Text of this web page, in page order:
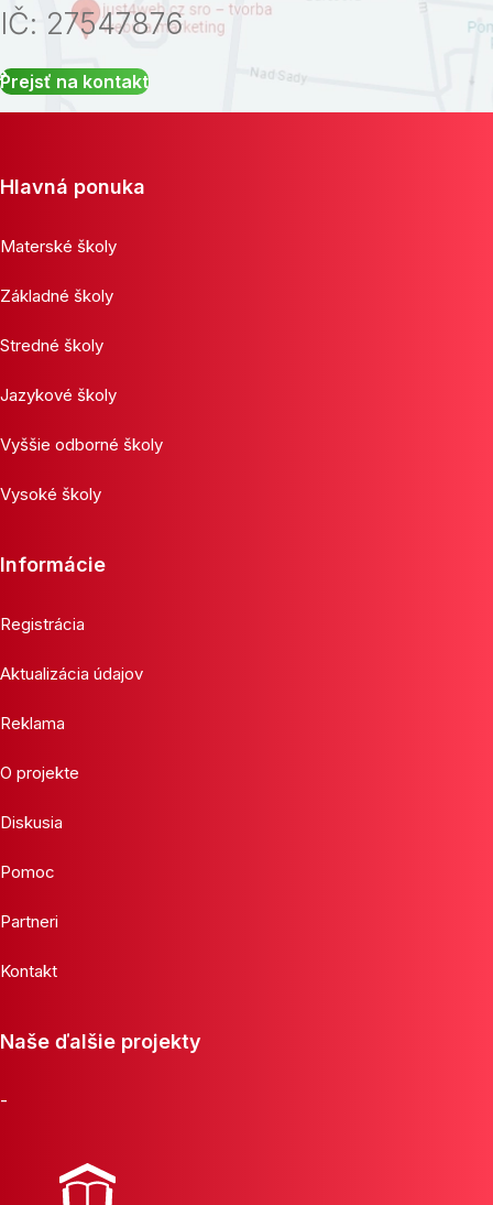
IČ: 27547876
Prejsť na kontakt
Hlavná ponuka
Materské školy
Základné školy
Stredné školy
Jazykové školy
Vyššie odborné školy
Vysoké školy
Informácie
Registrácia
Aktualizácia údajov
Reklama
O projekte
Diskusia
Pomoc
Partneri
Kontakt
Naše ďalšie projekty
-